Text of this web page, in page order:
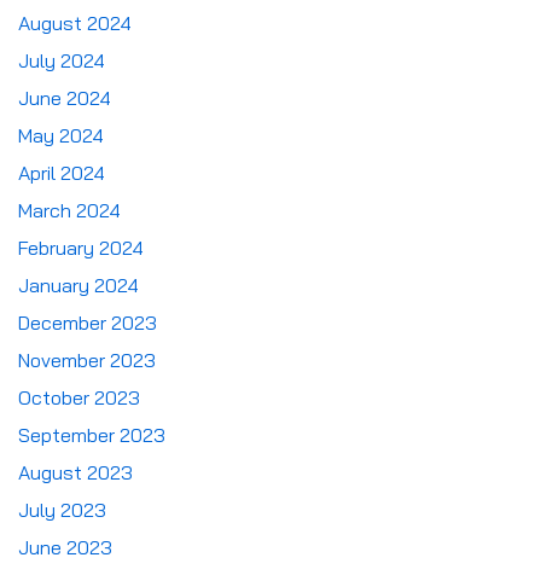
August 2024
July 2024
June 2024
May 2024
April 2024
March 2024
February 2024
January 2024
December 2023
November 2023
October 2023
September 2023
August 2023
July 2023
June 2023